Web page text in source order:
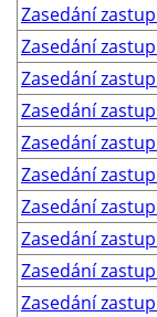
Zasedání
Zasedání
Zasedání
Zasedání
Zasedání
Zasedání
Zasedání
Zasedání
Zasedání
Zasedání